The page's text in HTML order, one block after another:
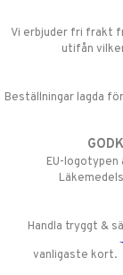
Vi erbjuder fri frakt
utifån
Beställningar lagda
EU-logotypen
Handla tryggt &
vanligaste kort.